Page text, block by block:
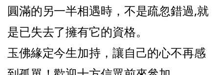
圓滿的另一半相遇時， 不是疏忽錯過,就
是已失去了擁有它的資格。
玉佛緣定今生加持，讓自己的心不再感